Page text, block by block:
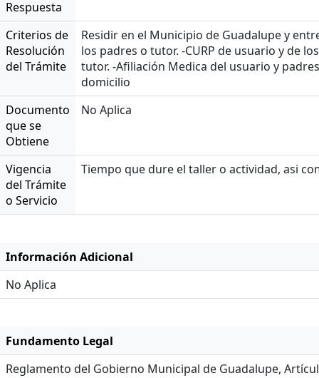
Respuesta
Criterios de
Resolución
del Trámite
Residir en el Municipio de Guadalupe y
los padres o tutor. -CURP de usuario y de
tutor. -Afiliación Medica del usuario y
domicilio
Documento
que se
Obtiene
No Aplica
Vigencia
del Trámite
o Servicio
Tiempo que dure el taller o actividad, asi
Información Adicional
No Aplica
Fundamento Legal
Reglamento del Gobierno Municipal de Guadalupe,